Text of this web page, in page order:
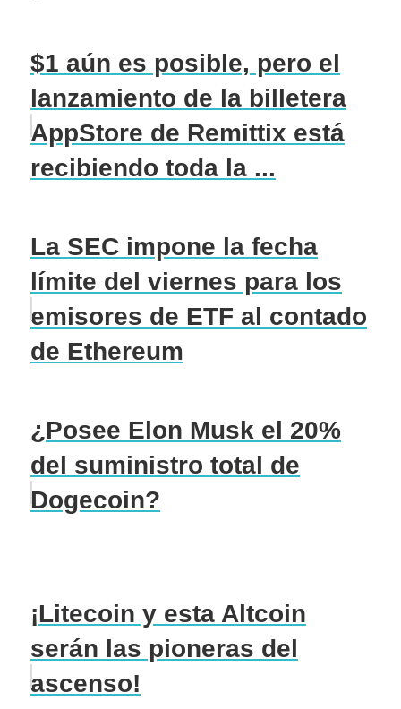
$1 aún es posible, pero el
lanzamiento de la billetera
AppStore de Remittix está
recibiendo toda la ...
La SEC impone la fecha
límite del viernes para los
emisores de ETF al contado
de Ethereum
¿Posee Elon Musk el 20%
del suministro total de
Dogecoin?
¡Litecoin y esta Altcoin
serán las pioneras del
ascenso!